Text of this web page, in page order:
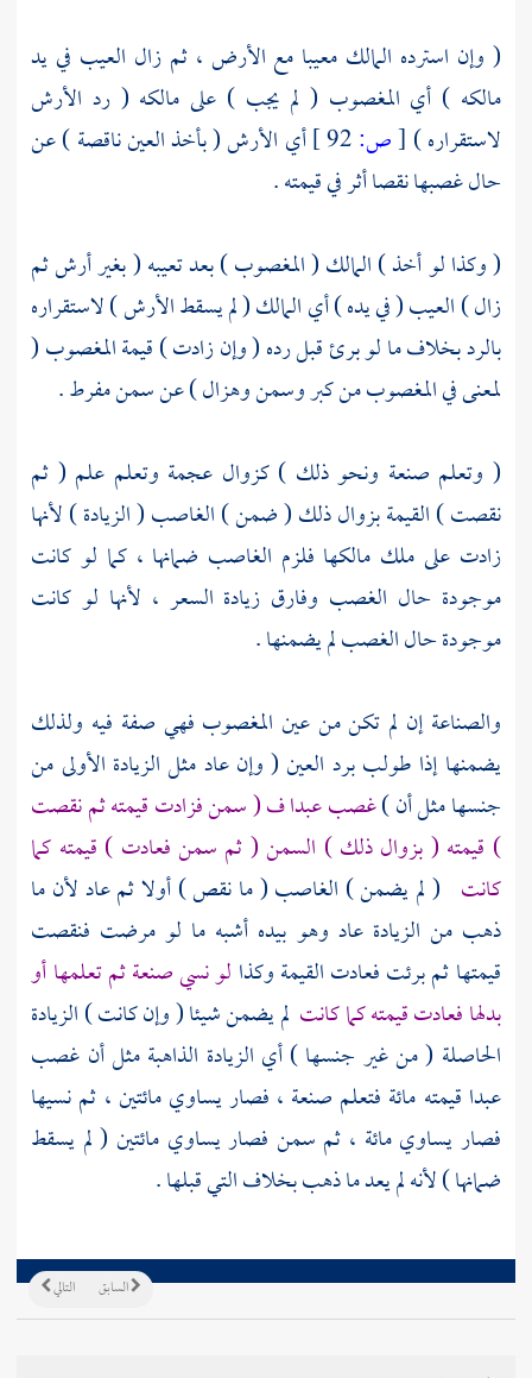
( وإن استرده المالك معيبا مع الأرض ، ثم زال العيب في يد
مالكه ) أي المغصوب ( لم يجب ) على مالكه ( رد الأرش
لاستقراره ) [ص:
أي الأرش ( بأخذ العين ناقصة ) عن
حال غصبها نقصا أثر في قيمته .
( وكذا لو أخذ ) المالك ( المغصوب ) بعد تعيبه ( بغير أرش ثم
زال ) العيب ( في يده ) أي المالك ( لم يسقط الأرش ) لاستقراره
بالرد بخلاف ما لو برئ قبل رده ( وإن زادت ) قيمة المغصوب (
لمعنى في المغصوب من كبر وسمن وهزال ) عن سمن مفرط .
( وتعلم صنعة ونحو ذلك ) كزوال عجمة وتعلم علم ( ثم
نقصت ) القيمة بزوال ذلك ( ضمن ) الغاصب ( الزيادة ) لأنها
زادت على ملك مالكها فلزم الغاصب ضمانها ، كما لو كانت
موجودة حال الغصب وفارق زيادة السعر ، لأنها لو كانت
موجودة حال الغصب لم يضمنها .
والصناعة إن لم تكن من عين المغصوب فهي صفة فيه ولذلك
يضمنها إذا طولب برد العين ( وإن عاد مثل الزيادة الأولى من
جنسها مثل أن )غصب عبدا ف ( سمن فزادت قيمته ثم نقصت
) قيمته ( بزوال ذلك ) السمن ( ثم سمن فعادت ) قيمته كما
كانت ( لم يضمن ) الغاصب ( ما نقص ) أولا ثم عاد لأن ما
ذهب من الزيادة عاد وهو بيده أشبه ما لو مرضت فنقصت
قيمتها ثم برئت فعادت القيمة وكذا لو نسي صنعة ثم تعلمها أو
بدلها فعادت قيمته كما كانت لم يضمن شيئا ( وإن كانت ) الزيادة
الحاصلة ( من غير جنسها ) أي الزيادة الذاهبة مثل أن غصب
عبدا قيمته مائة فتعلم صنعة ، فصار يساوي مائتين ، ثم نسيها
فصار يساوي مائة ، ثم سمن فصار يساوي مائتين ( لم يسقط
ضمانها ) لأنه لم يعد ما ذهب بخلاف التي قبلها .
التالي السابق